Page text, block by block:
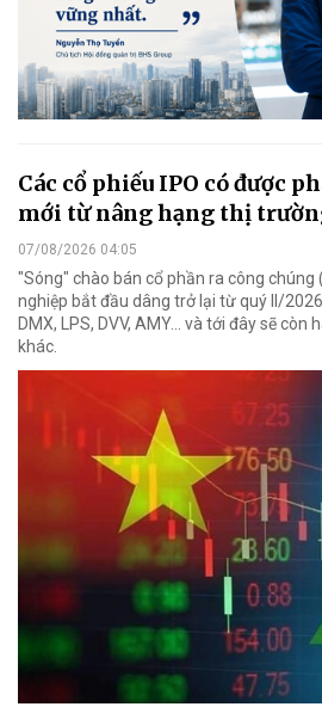
Các cổ phiếu IPO có được
mới từ nâng hạng thị
07/08/2026 04:05
"Sóng" chào bán cổ phần ra công chúng
nghiệp bắt đầu dâng trở lại từ quý II/
DMX, LPS, DVV, AMY... và tới đây sẽ
khác.